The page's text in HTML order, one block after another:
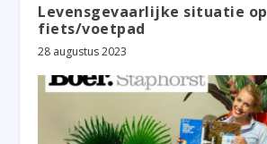
Levensgevaarlijke situatie op
fiets/voetpad
28 augustus 2023